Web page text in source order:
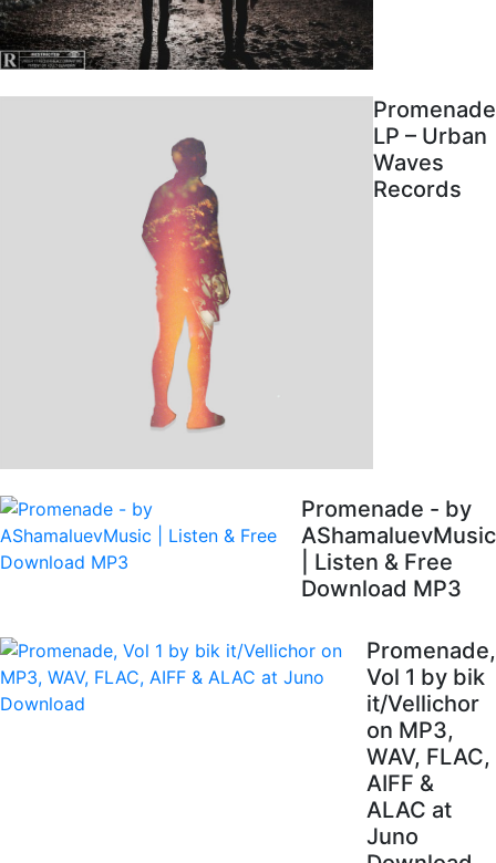
Promenade
LP – Urban
Waves
Records
Promenade - by
AShamaluevMusic
| Listen & Free
Download MP3
Promenade,
Vol 1 by bik
it/Vellichor
on MP3,
WAV, FLAC,
AIFF &
ALAC at
Juno